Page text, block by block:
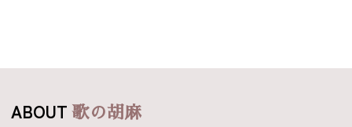
ABOUT歌の胡麻